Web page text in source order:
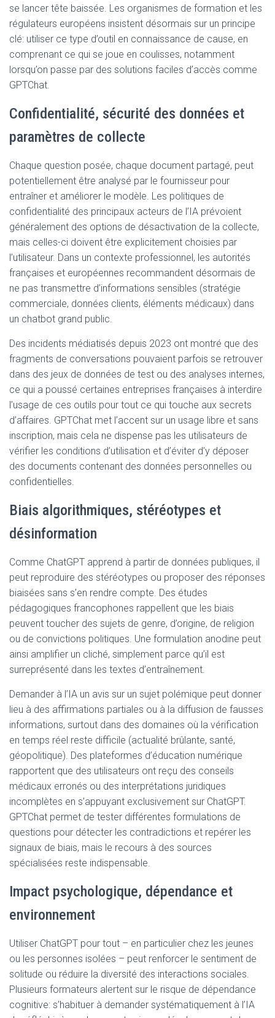
se lancer tête baissée. Les organismes de formation et les
régulateurs européens insistent désormais sur un principe
clé: utiliser ce type d’outil en connaissance de cause, en
comprenant ce qui se joue en coulisses, notamment
lorsqu’on passe par des solutions faciles d’accès comme
GPTChat.
Confidentialité, sécurité des données et
paramètres de collecte
Chaque question posée, chaque document partagé, peut
potentiellement être analysé par le fournisseur pour
entraîner et améliorer le modèle. Les politiques de
confidentialité des principaux acteurs de l’IA prévoient
généralement des options de désactivation de la collecte,
mais celles-ci doivent être explicitement choisies par
l’utilisateur. Dans un contexte professionnel, les autorités
françaises et européennes recommandent désormais de
ne pas transmettre d’informations sensibles (stratégie
commerciale, données clients, éléments médicaux) dans
un chatbot grand public.
Des incidents médiatisés depuis 2023 ont montré que des
fragments de conversations pouvaient parfois se retrouver
dans des jeux de données de test ou des analyses internes,
ce qui a poussé certaines entreprises françaises à interdire
l’usage de ces outils pour tout ce qui touche aux secrets
d’affaires. GPTChat met l’accent sur un usage libre et sans
inscription, mais cela ne dispense pas les utilisateurs de
vérifier les conditions d’utilisation et d’éviter d’y déposer
des documents contenant des données personnelles ou
confidentielles.
Biais algorithmiques, stéréotypes et
désinformation
Comme ChatGPT apprend à partir de données publiques, il
peut reproduire des stéréotypes ou proposer des réponses
biaisées sans s’en rendre compte. Des études
pédagogiques francophones rappellent que les biais
peuvent toucher des sujets de genre, d’origine, de religion
ou de convictions politiques. Une formulation anodine peut
ainsi amplifier un cliché, simplement parce qu’il est
surreprésenté dans les textes d’entraînement.
Demander à l’IA un avis sur un sujet polémique peut donner
lieu à des affirmations partiales ou à la diffusion de fausses
informations, surtout dans des domaines où la vérification
en temps réel reste difficile (actualité brûlante, santé,
géopolitique). Des plateformes d’éducation numérique
rapportent que des utilisateurs ont reçu des conseils
médicaux erronés ou des interprétations juridiques
incomplètes en s’appuyant exclusivement sur ChatGPT.
GPTChat permet de tester différentes formulations de
questions pour détecter les contradictions et repérer les
signaux de biais, mais le recours à des sources
spécialisées reste indispensable.
Impact psychologique, dépendance et
environnement
Utiliser ChatGPT pour tout – en particulier chez les jeunes
ou les personnes isolées – peut renforcer le sentiment de
solitude ou réduire la diversité des interactions sociales.
Plusieurs formateurs alertent sur le risque de dépendance
cognitive: s’habituer à demander systématiquement à l’IA